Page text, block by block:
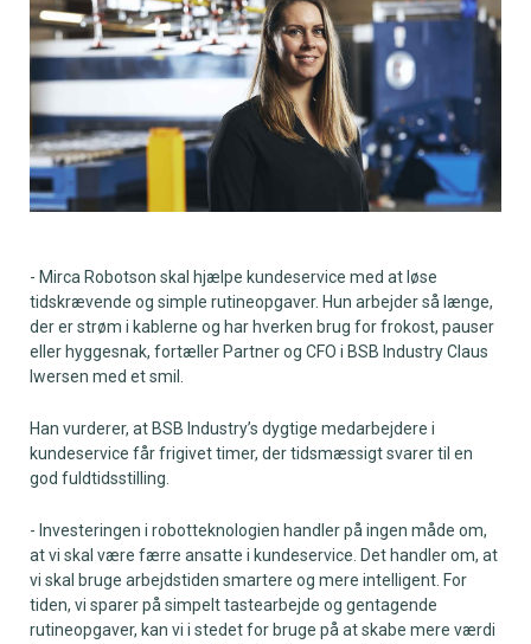
- Mirca Robotson skal hjælpe kundeservice med at løse
tidskrævende og simple rutineopgaver. Hun arbejder så længe,
der er strøm i kablerne og har hverken brug for frokost, pauser
eller hyggesnak, fortæller Partner og CFO i BSB Industry Claus
Iwersen med et smil.
Han vurderer, at BSB Industry’s dygtige medarbejdere i
kundeservice får frigivet timer, der tidsmæssigt svarer til en
god fuldtidsstilling.
- Investeringen i robotteknologien handler på ingen måde om,
at vi skal være færre ansatte i kundeservice. Det handler om, at
vi skal bruge arbejdstiden smartere og mere intelligent. For
tiden, vi sparer på simpelt tastearbejde og gentagende
rutineopgaver, kan vi i stedet for bruge på at skabe mere værdi